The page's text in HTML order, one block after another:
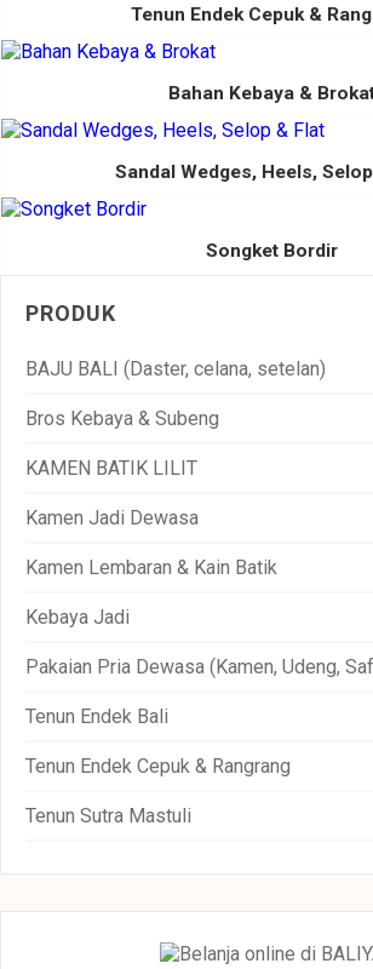
Tenun Endek Cepuk &
Bahan Kebaya &
Sandal Wedges, Heels,
Songket Bordir
PRODUK
BAJU BALI (Daster, celana, setelan)
Bros Kebaya & Subeng
KAMEN BATIK LILIT
Kamen Jadi Dewasa
Kamen Lembaran & Kain Batik
Kebaya Jadi
Pakaian Pria Dewasa (Kamen, Udeng,
Tenun Endek Bali
Tenun Endek Cepuk & Rangrang
Tenun Sutra Mastuli